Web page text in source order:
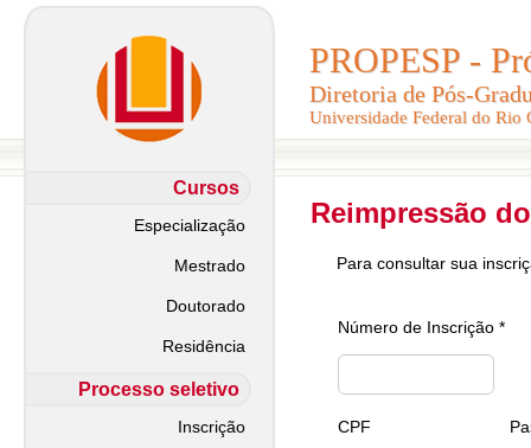
PROPESP -
Diretoria de Pós-
Universidade Federal do Rio
PROPESP -
Diretoria de Pós-
Universidade Federal do Rio
Cursos
Especialização
Mestrado
Doutorado
Residência
Processo seletivo
Inscrição
Reimpressão
Para consultar sua
Número de Inscrição *
CPF